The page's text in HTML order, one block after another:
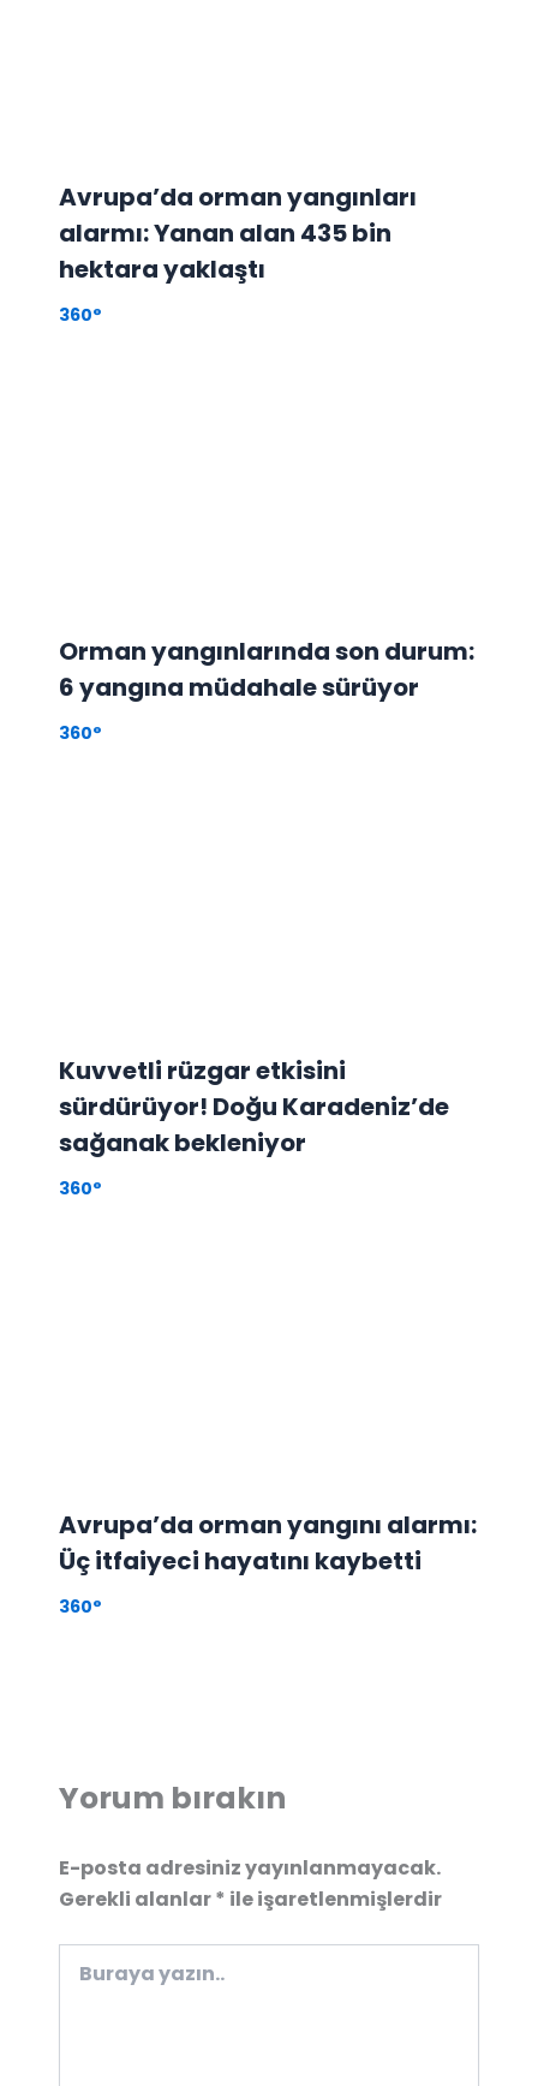
Avrupa’da orman yangınları
alarmı: Yanan alan 435 bin
hektara yaklaştı
360°
Orman yangınlarında son durum:
6 yangına müdahale sürüyor
360°
Kuvvetli rüzgar etkisini
sürdürüyor! Doğu Karadeniz’de
sağanak bekleniyor
360°
Avrupa’da orman yangını alarmı:
Üç itfaiyeci hayatını kaybetti
360°
Yorum bırakın
E-posta adresiniz yayınlanmayacak.
Gerekli alanlar* ile işaretlenmişlerdir
yazın..